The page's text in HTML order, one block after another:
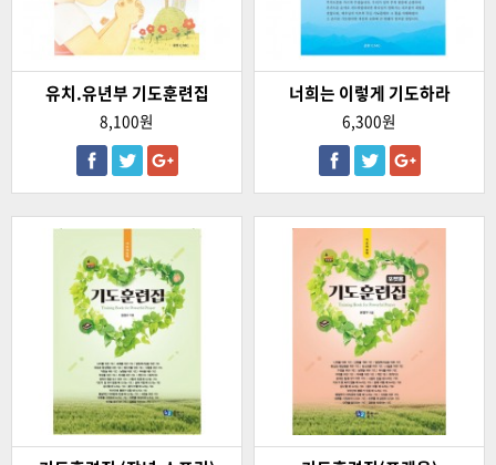
유치.유년부 기도훈련집
8,100원
너희는 이렇게 기도하라
6,300원